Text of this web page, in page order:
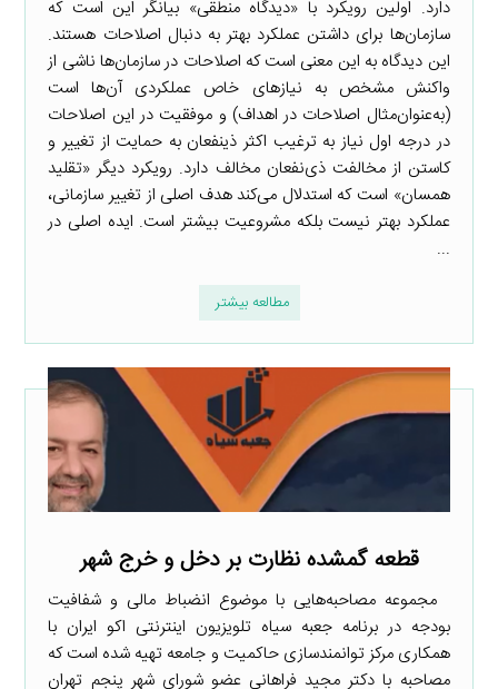
دارد. اولین رویکرد با «دیدگاه منطقی» بیانگر این است که
سازمان‌ها برای داشتن عملکرد بهتر به دنبال اصلاحات هستند.
این دیدگاه به این معنی است که اصلاحات در سازمان‌ها ناشی از
واکنش مشخص به نیازهای خاص عملکردی آن‌ها است
(به‌عنوان‌مثال اصلاحات در اهداف) و موفقیت در این اصلاحات
در درجه اول نیاز به ترغیب اکثر ذینفعان به حمایت از تغییر و
کاستن از مخالفت ذی‌نفعان مخالف دارد. رویکرد دیگر «تقلید
همسان» است که استدلال می‌کند هدف اصلی از تغییر سازمانی،
عملکرد بهتر نیست بلکه مشروعیت بیشتر است. ایده اصلی در
...
مطالعه بیشتر
قطعه گمشده نظارت بر دخل و خرج شهر
مجموعه مصاحبه‌هایی با موضوع انضباط مالی و شفافیت
بودجه در برنامه جعبه سیاه تلویزیون اینترنتی اکو ایران با
همکاری مرکز توانمندسازی حاکمیت و جامعه تهیه شده است که
مصاحبه با دکتر مجید فراهانی عضو شورای شهر پنجم تهران